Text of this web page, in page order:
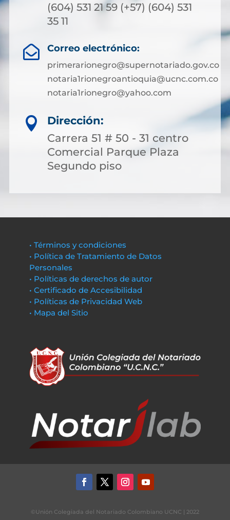
(604) 531 21 59 (+57) (604) 531
35 11
 Correo electrónico:
primerarionegro@supernotariado.gov.co
notaria1rionegroantioquia@ucnc.com.co
notaria1rionegro@yahoo.com

Dirección:
Carrera 51 # 50 - 31 centro
Comercial Parque Plaza
Segundo piso
• Términos y condiciones
• Política de Tratamiento de Datos
Personales
• Políticas de derechos de autor
• Certificado de Accesibilidad
• Políticas de Privacidad Web
• Mapa del Sitio
©Unión Colegiada del Notariado Colombiano UCNC | 2022